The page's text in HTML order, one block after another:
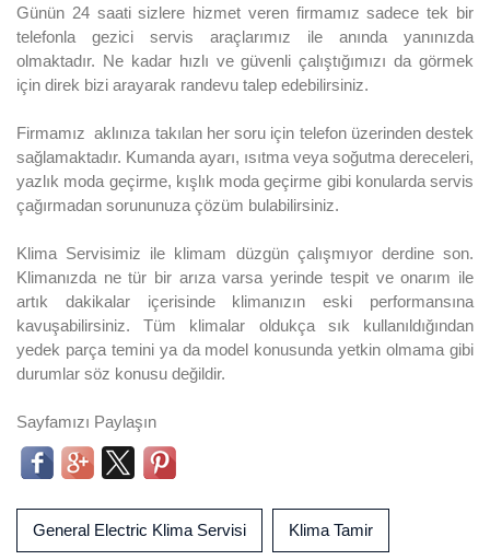
Günün 24 saati sizlere hizmet veren firmamız sadece tek bir
telefonla gezici servis araçlarımız ile anında yanınızda
olmaktadır. Ne kadar hızlı ve güvenli çalıştığımızı da görmek
için direk bizi arayarak randevu talep edebilirsiniz.
Firmamız aklınıza takılan her soru için telefon üzerinden destek
sağlamaktadır. Kumanda ayarı, ısıtma veya soğutma dereceleri,
yazlık moda geçirme, kışlık moda geçirme gibi konularda servis
çağırmadan sorununuza çözüm bulabilirsiniz.
Klima Servisimiz ile klimam düzgün çalışmıyor derdine son.
Klimanızda ne tür bir arıza varsa yerinde tespit ve onarım ile
artık dakikalar içerisinde klimanızın eski performansına
kavuşabilirsiniz. Tüm klimalar oldukça sık kullanıldığından
yedek parça temini ya da model konusunda yetkin olmama gibi
durumlar söz konusu değildir.
Sayfamızı Paylaşın
General Electric Klima Servisi Klima Tamir